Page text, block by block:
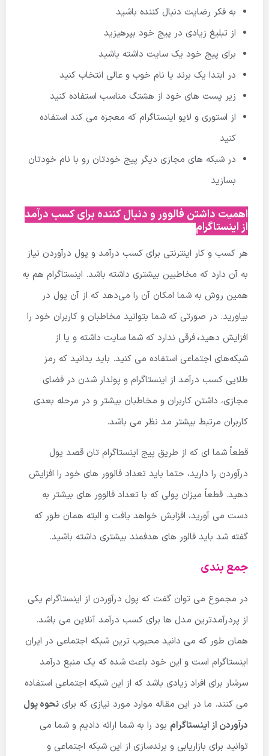
به فکر رضایت دنبال کننده باشید
از تبلیغ زیادی در پیج خود بپرهیزید
برای پیج خود یک سایت داشته باشید
در ابتدا یک برند یا نام خوب و عالی انتخاب کنید
زیر پست های خود از هشتگ مناسب استفاده کنید
از استوری و لایو اینستاگرام که معجزه می کند استفاده
کنید
در شبکه های مجازی دیگر پیج خودتان رو با نام خودتان
بسازید
اهمیت داشتن فالوور و دنبال کننده برای کسب درآمد
از اینستاگرام
هر کسب و کار اینترنتی برای کسب درآمد و پول درآوردن نیاز
به آن دارد که مخاطبین بیشتری داشته باشد. اینستاگرام هم به
همین روش به شما امکان آن را می‌دهد که از آن پول در
بیاورید. در صورتی که شما بتوانید مخاطبان و کاربران خود را
افزایش دهید،فرقی ندارد که شما سایت داشته و یا از
شبکه‌های اجتماعی استفاده می کنید‌. باید بدانید که رمز
طلایی کسب درآمد از اینستاگرام و پولدار شدن در فضای
مجازی، داشتن کاربران و مخاطبان بیشتر و در مرحله بعدی
کاربران مرتبط بیشتر مد نظر می باشد.
قطعاً شما ای که از طریق پیج اینستاگرام تان قصد پول
درآوردن را دارید، حتما باید تعداد فالوور های خود را افزایش
دهید. قطعاً میزان پولی که با تعداد فالوور های بیشتر به
دست می آورید، افزایش خواهد یافت و البته همان طور که
گفته شد باید فالور های هدفمند بیشتری داشته باشید.
جمع بندی
در مجموع می توان گفت که پول درآوردن از اینستاگرام یکی
از پردرآمدترین مدل ها برای کسب درآمد آنلاین می باشد.
همان طور که می دانید محبوب ترین شبکه اجتماعی در ایران
اینستاگرام است و این خود باعث شده که یک منبع درآمد
سرشار برای افراد زیادی باشد که از این شبکه اجتماعی استفاده
می کنند. ما در این مقاله موارد مورد نیازی که برای نحوه پول
درآوردن از اینستاگرام بود را به شما ارائه دادیم و شما می
توانید برای بازاریابی و برندسازی از این شبکه اجتماعی و